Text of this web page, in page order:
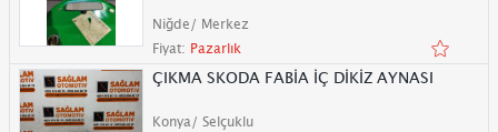
Niğde/ Merkez
Fiyat: Pazarlık
ÇIKMA SKODA FABİA İÇ DİKİZ AYNASI
Konya/ Selçuklu